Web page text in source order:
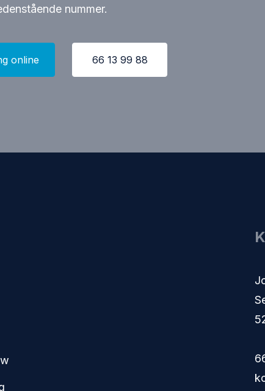
nummer.
online 66 13 99 88